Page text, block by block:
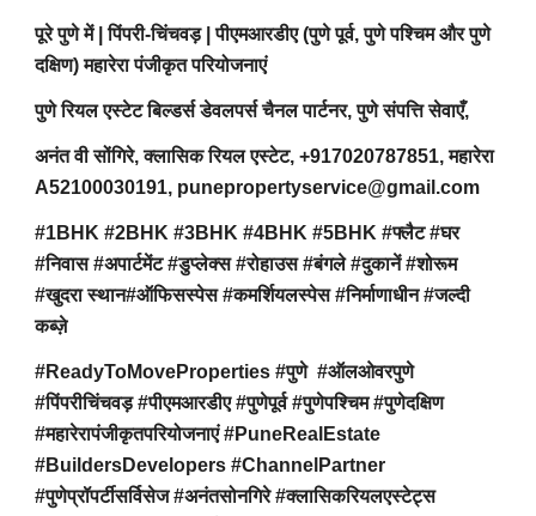
पूरे पुणे में | पिंपरी-चिंचवड़ | पीएमआरडीए (पुणे पूर्व, पुणे पश्चिम और पुणे
दक्षिण) महारेरा पंजीकृत परियोजनाएं
पुणे रियल एस्टेट बिल्डर्स डेवलपर्स चैनल पार्टनर, पुणे संपत्ति सेवाएँ,
अनंत वी सोंगिरे, क्लासिक रियल एस्टेट, +917020787851, महारेरा
A52100030191, punepropertyservice@gmail.com
#1BHK #2BHK #3BHK #4BHK #5BHK #फ्लैट #घर
#निवास #अपार्टमेंट #डुप्लेक्स #रोहाउस #बंगले #दुकानें #शोरूम
#खुदरा स्थान#ऑफिसस्पेस #कमर्शियलस्पेस #निर्माणाधीन #जल्दी
कब्ज़े
#ReadyToMoveProperties #पुणे #ऑलओवरपुणे
#पिंपरीचिंचवड़ #पीएमआरडीए #पुणेपूर्व #पुणेपश्चिम #पुणेदक्षिण
#महारेरापंजीकृतपरियोजनाएं #PuneRealEstate
#BuildersDevelopers #ChannelPartner
#पुणेप्रॉपर्टीसर्विसेज #अनंतसोनगिरे #क्लासिकरियलएस्टेट्स